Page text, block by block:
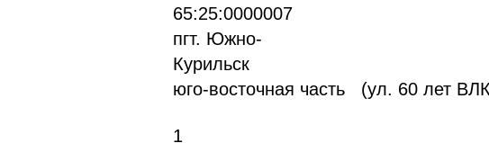
пгт. Южно-
юго-восточная часть (ул. 60 лет
1